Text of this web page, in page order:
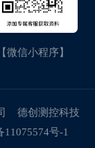
【微信小程序】
德创测控科技
11075574号-1